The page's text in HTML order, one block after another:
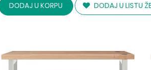
DODAJ U KORPU DODAJ U LISTU